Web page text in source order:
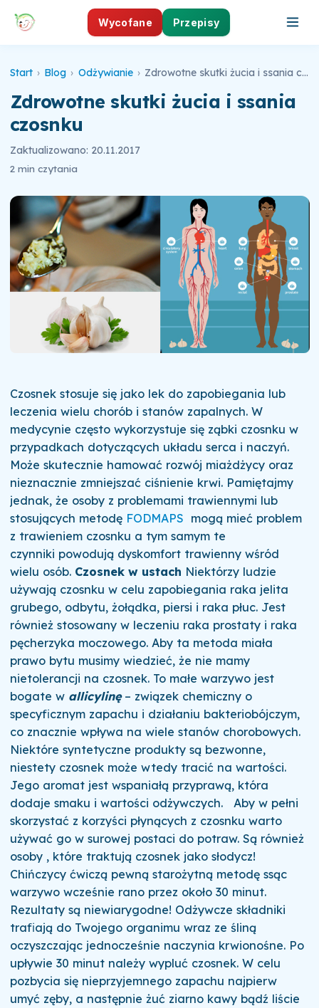
Wycofane Przepisy
Start › Blog › Odżywianie › Zdrowotne skutki żucia i ssania czosnku
Zdrowotne skutki żucia i ssania
czosnku
Zaktualizowano: 20.11.2017
2 min czytania
Czosnek stosuje się jako lek do zapobiegania lub
leczenia wielu chorób i stanów zapalnych. W
medycynie często wykorzystuje się ząbki czosnku w
przypadkach dotyczących układu serca i naczyń.
Może skutecznie hamować rozwój miażdżycy oraz
nieznacznie zmniejszać ciśnienie krwi. Pamiętajmy
jednak, że osoby z problemami trawiennymi lub
stosujących metodę FODMAPS mogą mieć problem
z trawieniem czosnku a tym samym te
czynniki powodują dyskomfort trawienny wśród
wielu osób. Czosnek w ustach Niektórzy ludzie
używają czosnku w celu zapobiegania raka jelita
grubego, odbytu, żołądka, piersi i raka płuc. Jest
również stosowany w leczeniu raka prostaty i raka
pęcherzyka moczowego. Aby ta metoda miała
prawo bytu musimy wiedzieć, że nie mamy
nietolerancji na czosnek. To małe warzywo jest
bogate w allicylinę – związek chemiczny o
specyficznym zapachu i działaniu bakteriobójczym,
co znacznie wpływa na wiele stanów chorobowych.
Niektóre syntetyczne produkty są bezwonne,
niestety czosnek może wtedy tracić na wartości.
Jego aromat jest wspaniałą przyprawą, która
dodaje smaku i wartości odżywczych. Aby w pełni
skorzystać z korzyści płynących z czosnku warto
używać go w surowej postaci do potraw. Są również
osoby , które traktują czosnek jako słodycz!
Chińczycy ćwiczą pewną starożytną metodę ssąc
warzywo wcześnie rano przez około 30 minut.
Rezultaty są niewiarygodne! Odżywcze składniki
trafiają do Twojego organimu wraz ze śliną
oczyszczając jednocześnie naczynia krwionośne. Po
upływie 30 minut należy wypluć czosnek. W celu
pozbycia się nieprzyjemnego zapachu najpierw
umyć zęby, a następnie żuć ziarno kawy bądź liście